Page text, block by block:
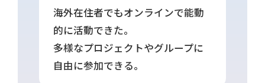
海外在住者でもオンラインで能動
的に活動できた。
多様なプロジェクトやグループに
自由に参加できる。